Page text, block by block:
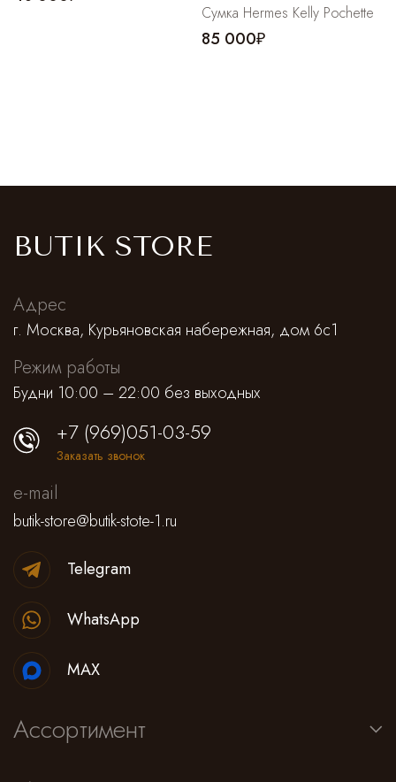
Сумка Hermes Kelly Pochette
85 000₽
BUTIK STORE
Адрес
г. Москва, Курьяновская набережная, дом 6с1
Режим работы
Будни 10:00 – 22:00 без выходных
Ассортимент
+7 (969)051-03-59
Заказать звонок
e-mail
butik-store@butik-stote-1.ru
Telegram
WhatsApp
MAX